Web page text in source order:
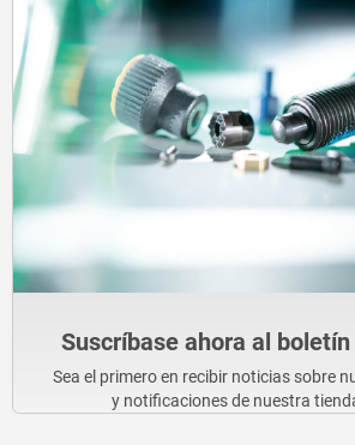
Suscríbase ahora al
Sea el primero en recibir noticias sobre
y notificaciones de nuestra